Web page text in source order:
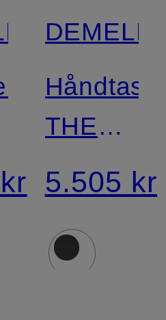
THE
HUDSON
5.505 kr